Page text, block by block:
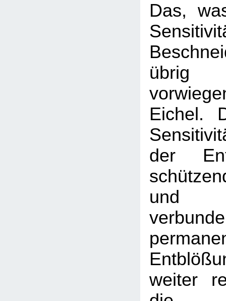
Das,
übrig
Eichel.
der
und
weiter